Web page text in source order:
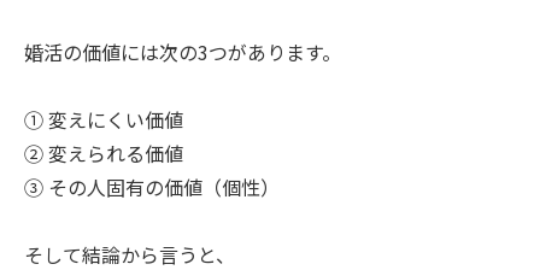
婚活の価値には次の3つがあります。
① 変えにくい価値
② 変えられる価値
③ その人固有の価値（個性）
そして結論から言うと、